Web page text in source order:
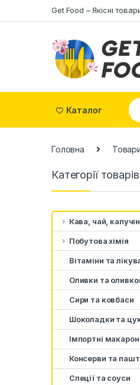
Skip to navigation
Skip to contentGet Food – Якісні
Каталог
S
e
h
o
Головна
Категорії товарів
Кава, чай,
Побутова хімія
Вітаміни та
Оливки та
Сири та ковбаси
Шоколадки та
Імпортні
Консерви та
Спеції та соуси